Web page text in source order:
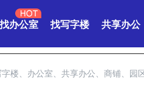
找办公室 找写字楼 共享办公